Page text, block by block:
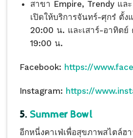
สาขา Empire, Trendy แล
เปิดให้บริการจันทร์-ศุกร๋ ตั้ง
20:00 น. และเสาร์-อาทิตย์
19:00 น.
Facebook: https://
Instagram: https://
5. Summer Bowl
อีกหนี่งคาเฟ่เพื่อสุขภาพสไตล์ฮ